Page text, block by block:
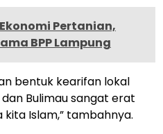
Pertanian,
BPP Lampung
bentuk kearifan lokal
Bulimau sangat erat
Islam,” tambahnya.